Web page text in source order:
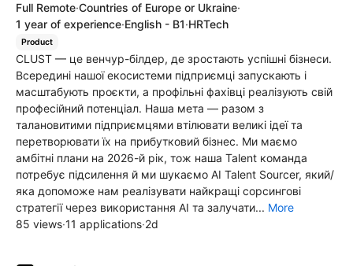
Full Remote·Countries of Europe or Ukraine·
1 year of experience·English - B1·HRTech
Product
CLUST — це венчур-білдер, де зростають успішні бізнеси.
Всередині нашої екосистеми підприємці запускають і
масштабують проєкти, а профільні фахівці реалізують свій
професійний потенціал. Наша мета — разом з
талановитими підприємцями втілювати великі ідеї та
перетворювати їх на прибутковий бізнес. Ми маємо
амбітні плани на 2026-й рік, тож наша Talent команда
потребує підсилення й ми шукаємо AI Talent Sourcer, який/
яка допоможе нам реалізувати найкращі сорсингові
стратегії через використання АІ та залучати... More
85 views·11 applications·2d